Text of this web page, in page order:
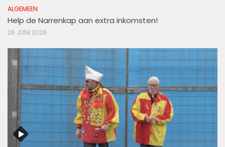
ALGEMEEN
Help de Narrenkap aan extra inkomsten!
26 JUNI 2026